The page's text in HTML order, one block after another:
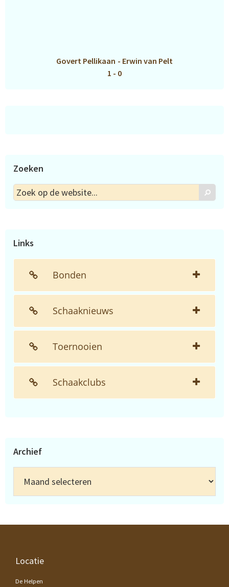
Govert Pellikaan - Erwin van Pelt
1 - 0
Zoeken
Zoek
op
Zoek
Links
Bonden
Schaaknieuws
Toernooien
Schaakclubs
Archief
Footer
Locatie
De Helpen